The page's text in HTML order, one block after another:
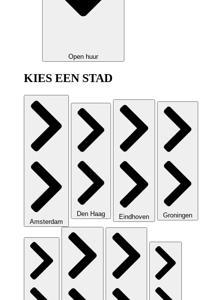
Open huur
KIES EEN STAD
Amsterdam
Den Haag Eindhoven Groningen